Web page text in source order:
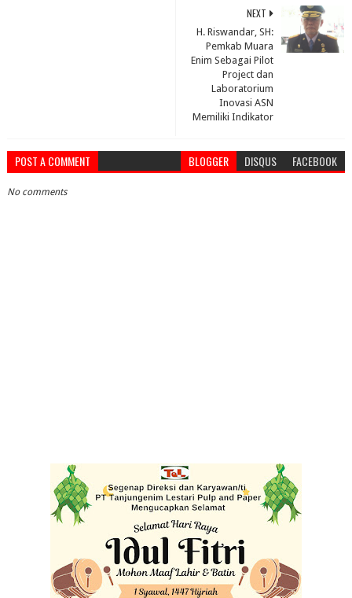
NEXT
H. Riswandar, SH:
Pemkab Muara
Enim Sebagai Pilot
Project dan
Laboratorium
Inovasi ASN
Memiliki Indikator
POST A COMMENT BLOGGER DISQUS FACEBOOK
No comments